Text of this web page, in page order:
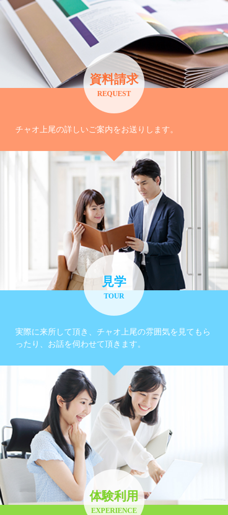
資料請求
REQUEST
チャオ上尾の詳しいご案内をお送りします。
見学
TOUR
実際に来所して頂き、チャオ上尾の雰囲気を見てもら
ったり、お話を伺わせて頂きます。
体験利用
EXPERIENCE